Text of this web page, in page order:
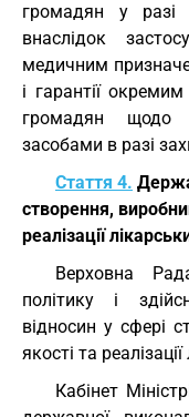
громадян у разі
внаслідок
медичним
і гарантії
громадян щодо
засобами в разі
Стаття 4.
створення,
реалізації
Верховна
політику і
відносин у сфері
якості та
Кабінет